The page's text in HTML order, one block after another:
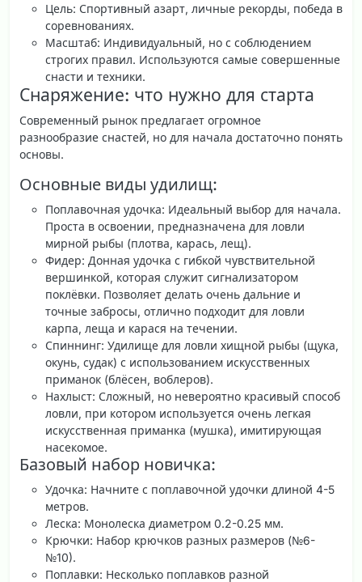
Цель: Спортивный азарт, личные рекорды, победа в
соревнованиях.
Масштаб: Индивидуальный, но с соблюдением
строгих правил. Используются самые совершенные
снасти и техники.
Снаряжение: что нужно для старта
Современный рынок предлагает огромное
разнообразие снастей, но для начала достаточно понять
основы.
Основные виды удилищ:
Поплавочная удочка: Идеальный выбор для начала.
Проста в освоении, предназначена для ловли
мирной рыбы (плотва, карась, лещ).
Фидер: Донная удочка с гибкой чувствительной
вершинкой, которая служит сигнализатором
поклёвки. Позволяет делать очень дальние и
точные забросы, отлично подходит для ловли
карпа, леща и карася на течении.
Спиннинг: Удилище для ловли хищной рыбы (щука,
окунь, судак) с использованием искусственных
приманок (блёсен, воблеров).
Нахлыст: Сложный, но невероятно красивый способ
ловли, при котором используется очень легкая
искусственная приманка (мушка), имитирующая
насекомое.
Базовый набор новичка:
Удочка: Начните с поплавочной удочки длиной 4-5
метров.
Леска: Монолеска диаметром 0.2-0.25 мм.
Крючки: Набор крючков разных размеров (№6-
№10).
Поплавки: Несколько поплавков разной